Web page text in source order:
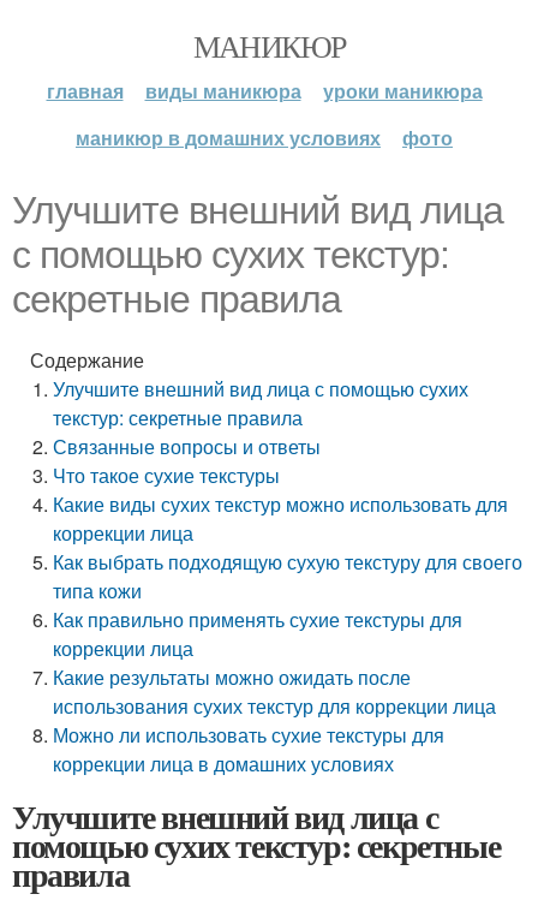
МАНИКЮР
главная виды маникюра
уроки маникюра
маникюр в домашних условиях
фото
Улучшите внешний вид лица
с помощью сухих текстур:
секретные правила
Содержание
Улучшите внешний вид лица с помощью сухих
текстур: секретные правила
Связанные вопросы и ответы
Что такое сухие текстуры
Какие виды сухих текстур можно использовать для
коррекции лица
Как выбрать подходящую сухую текстуру для своего
типа кожи
Как правильно применять сухие текстуры для
коррекции лица
Какие результаты можно ожидать после
использования сухих текстур для коррекции лица
Можно ли использовать сухие текстуры для
коррекции лица в домашних условиях
Улучшите внешний вид лица с
помощью сухих текстур: секретные
правила